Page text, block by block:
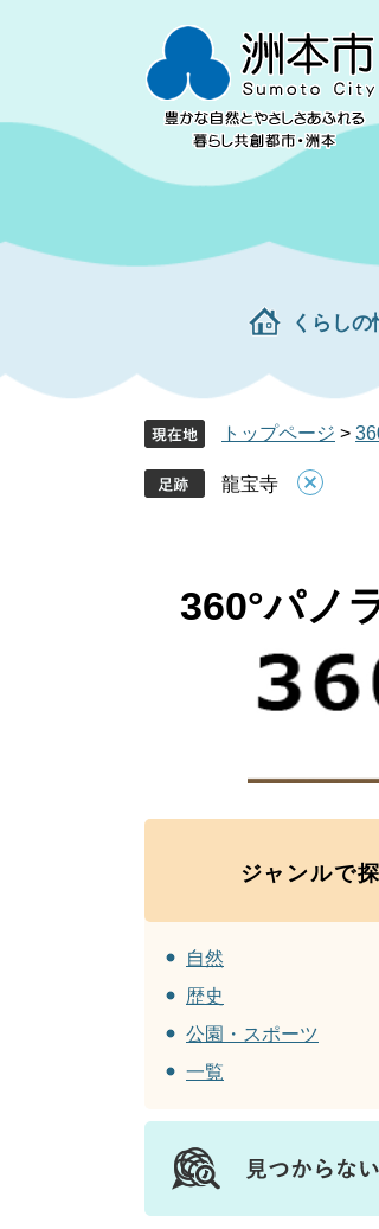
先
を
て
くらしの
トップページ >
龍宝寺
360°パノ
ジャンルで
自然
歴史
公園・スポーツ
一覧